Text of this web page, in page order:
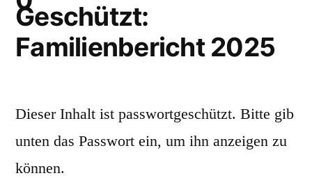
Geschützt:
Familienbericht 2025
Dieser Inhalt ist passwortgeschützt. Bitte gib
unten das Passwort ein, um ihn anzeigen zu
können.